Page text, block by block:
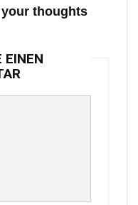
thoughts
EINEN